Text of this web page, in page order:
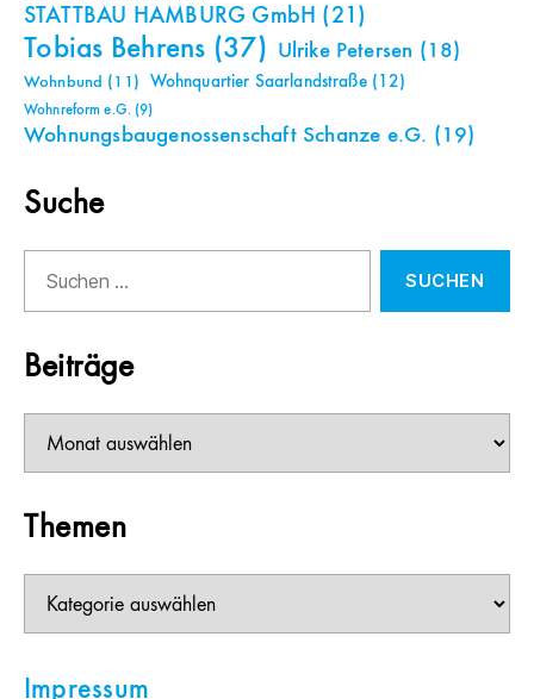
STATTBAU HAMBURG GmbH (21)
Tobias Behrens (37) Ulrike Petersen (18)
Wohnbund (11) Wohnquartier Saarlandstraße(12)
Wohnreform e.G.(9)
Wohnungsbaugenossenschaft Schanze e.G. (19)
Suche
nach:
Beiträge
Themen
Impressum